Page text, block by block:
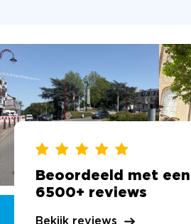
Beoordeeld met
6500+ reviews
Bekijk reviews